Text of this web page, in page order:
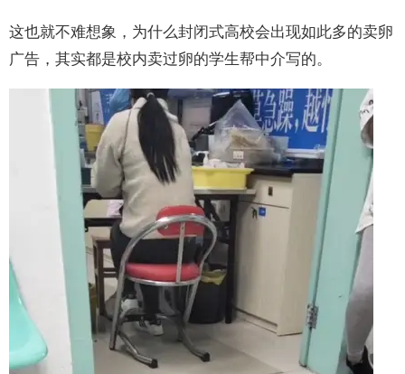
这也就不难想象，为什么封闭式高校会出现如此多的卖卵
广告，其实都是校内卖过卵的学生帮中介写的。